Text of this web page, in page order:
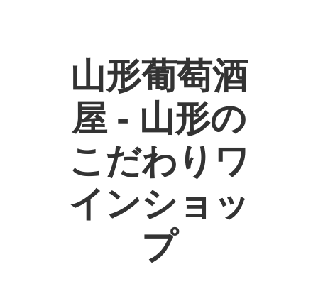
山形葡萄酒
屋 - 山形の
こだわりワ
インショッ
プ